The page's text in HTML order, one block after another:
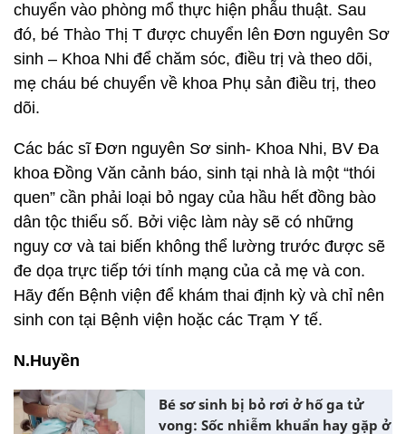
chuyển vào phòng mổ thực hiện phẫu thuật. Sau
đó, bé Thào Thị T được chuyển lên Đơn nguyên Sơ
sinh – Khoa Nhi để chăm sóc, điều trị và theo dõi,
mẹ cháu bé chuyển về khoa Phụ sản điều trị, theo
dõi.
Các bác sĩ Đơn nguyên Sơ sinh- Khoa Nhi, BV Đa
khoa Đồng Văn cảnh báo, sinh tại nhà là một “thói
quen” cần phải loại bỏ ngay của hầu hết đồng bào
dân tộc thiểu số. Bởi việc làm này sẽ có những
nguy cơ và tai biến không thể lường trước được sẽ
đe dọa trực tiếp tới tính mạng của cả mẹ và con.
Hãy đến Bệnh viện để khám thai định kỳ và chỉ nên
sinh con tại Bệnh viện hoặc các Trạm Y tế.
N.Huyền
Bé sơ sinh bị bỏ rơi ở hố ga tử
vong: Sốc nhiễm khuẩn hay gặp ở